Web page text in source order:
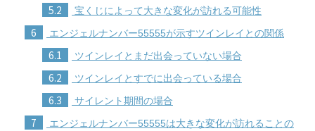
5.2 宝くじによって大きな変化が訪れる可能性
6 エンジェルナンバー55555が示すツインレイとの関係
6.1 ツインレイとまだ出会っていない場合
6.2 ツインレイとすでに出会っている場合
6.3 サイレント期間の場合
7
エンジェルナンバー55555は大きな変化が訪れることの